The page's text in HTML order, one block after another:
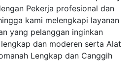
Pekerja profesional dan
kami melengkapi layanan
yang pelanggan inginkan
dan moderen serta Alat
Lengkap dan Canggih